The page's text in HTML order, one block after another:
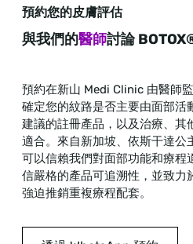
預約您的皮膚評估
與我們的醫師討論
預約在新山 Medi Clinic 由醫師
確定您的紋路是否主要由面部活
建議的註冊產品，以及治療、其
適合。來自新加坡、依斯干達
可以信賴我們對面部功能和療程
信嚴格的產品可追溯性，並致力
強迫推銷重複療程配套。